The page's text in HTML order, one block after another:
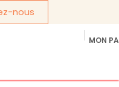
nous
MON